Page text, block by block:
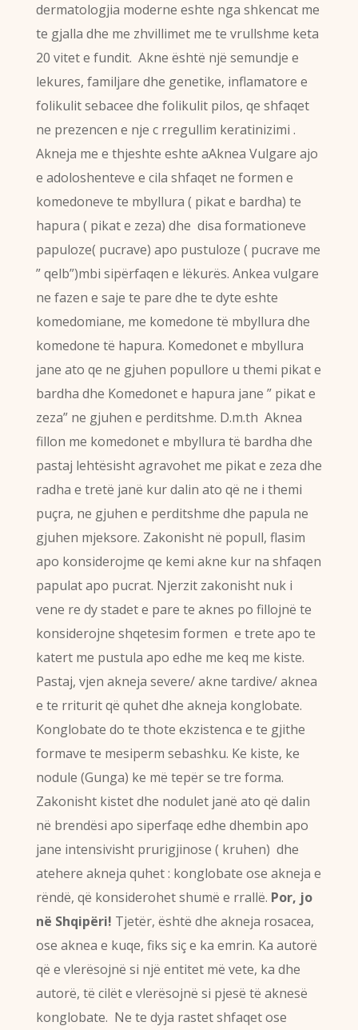
dermatologjia moderne eshte nga shkencat me
te gjalla dhe me zhvillimet me te vrullshme keta
20 vitet e fundit. Akne është një semundje e
lekures, familjare dhe genetike, inflamatore e
folikulit sebacee dhe folikulit pilos, qe shfaqet
ne prezencen e nje c rregullim keratinizimi .
Akneja me e thjeshte eshte aAknea Vulgare ajo
e adoloshenteve e cila shfaqet ne formen e
komedoneve te mbyllura ( pikat e bardha) te
hapura ( pikat e zeza) dhe disa formationeve
papuloze( pucrave) apo pustuloze ( pucrave me
” qelb”)mbi sipërfaqen e lëkurës. Ankea vulgare
ne fazen e saje te pare dhe te dyte eshte
komedomiane, me komedone të mbyllura dhe
komedone të hapura. Komedonet e mbyllura
jane ato qe ne gjuhen popullore u themi pikat e
bardha dhe Komedonet e hapura jane ” pikat e
zeza” ne gjuhen e perditshme. D.m.th Aknea
fillon me komedonet e mbyllura të bardha dhe
pastaj lehtësisht agravohet me pikat e zeza dhe
radha e tretë janë kur dalin ato që ne i themi
puçra, ne gjuhen e perditshme dhe papula ne
gjuhen mjeksore. Zakonisht në popull, flasim
apo konsiderojme qe kemi akne kur na shfaqen
papulat apo pucrat. Njerzit zakonisht nuk i
vene re dy stadet e pare te aknes po fillojnë te
konsiderojne shqetesim formen e trete apo te
katert me pustula apo edhe me keq me kiste.
Pastaj, vjen akneja severe/ akne tardive/ aknea
e te rriturit që quhet dhe akneja konglobate.
Konglobate do te thote ekzistenca e te gjithe
formave te mesiperm sebashku. Ke kiste, ke
nodule (Gunga) ke më tepër se tre forma.
Zakonisht kistet dhe nodulet janë ato që dalin
në brendësi apo siperfaqe edhe dhembin apo
jane intensivisht prurigjinose ( kruhen) dhe
atehere akneja quhet : konglobate ose akneja e
rëndë, që konsiderohet shumë e rrallë. Por, jo
në Shqipëri! Tjetër, është dhe akneja rosacea,
ose aknea e kuqe, fiks siç e ka emrin. Ka autorë
që e vlerësojnë si një entitet më vete, ka dhe
autorë, të cilët e vlerësojnë si pjesë të aknesë
konglobate. Ne te dyja rastet shfaqet ose